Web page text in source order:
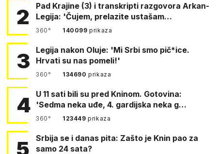
2
Pad Krajine (3) i transkripti razgovora Arkan-
Legija: 'Čujem, prelazite ustašam…
360° 140099prikaza
3
Legija nakon Oluje: 'Mi Srbi smo pič*ice.
Hrvati su nas pomeli!'
360° 134690prikaza
4 U 11 sati bili su pred Kninom. Gotovina:
'Sedma neka uđe, 4. gardijska neka g…
360° 123449prikaza
5
Srbija se i danas pita: Zašto je Knin pao za
samo 24 sata?